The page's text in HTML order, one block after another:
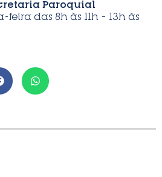
Paroquial
das 8h às 11h – 13h às